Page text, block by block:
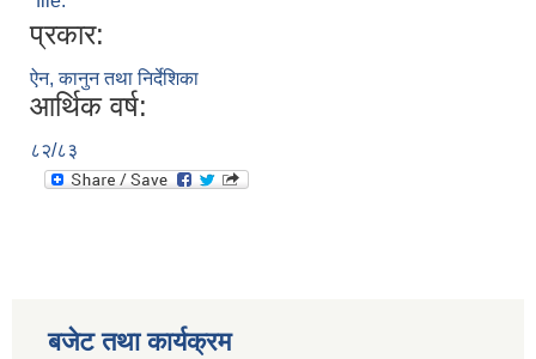
प्रकार:
ऐन, कानुन तथा निर्देशिका
आर्थिक वर्ष:
८२/८३
बजेट तथा कार्यक्रम